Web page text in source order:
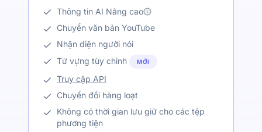
Thông tin AI Nâng cao
Chuyển văn bản YouTube
Nhận diện người nói
Từ vựng tùy chỉnh
MỚI
Truy cập API
Chuyển đổi hàng loạt
Không có thời gian lưu giữ cho các tệp
phương tiện